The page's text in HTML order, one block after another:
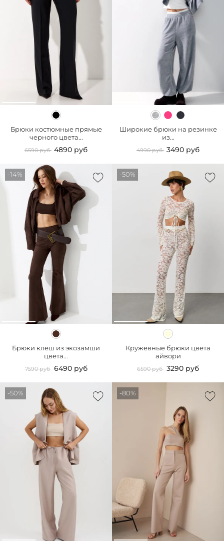
Брюки костюмные прямые
черного цвета...
6590 руб 4890 руб
Широкие брюки на резинке
из...
4990 руб 3490 руб
-14%
Брюки клеш из экозамши
цвета...
7590 руб 6490 руб
-50%
Кружевные брюки цвета
айвори
6590 руб 3290 руб
-50% -80%